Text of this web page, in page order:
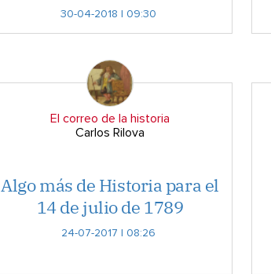
30-04-2018 | 09:30
El correo de la historia
Carlos Rilova
Algo más de Historia para el
14 de julio de 1789
24-07-2017 | 08:26